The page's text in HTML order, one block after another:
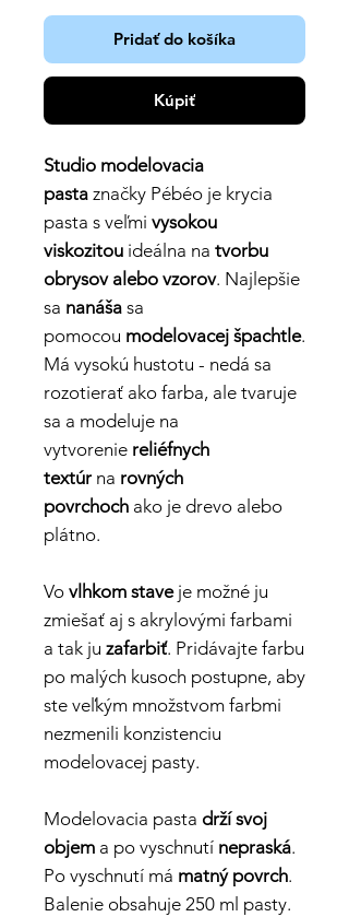
Pridať do košíka
Kúpiť
Studio modelovacia
pasta značky Pébéo je krycia
pasta s veľmi vysokou
viskozitou ideálna na tvorbu
obrysov alebo vzorov. Najlepšie
sa nanáša sa
pomocou modelovacej špachtle.
Má vysokú hustotu - nedá sa
rozotierať ako farba, ale tvaruje
sa a modeluje na
vytvorenie reliéfnych
textúr na rovných
povrchoch ako je drevo alebo
plátno.
Vo vlhkom staveje možné ju
zmiešať aj s akrylovými farbami
a tak ju zafarbiť. Pridávajte farbu
po malých kusoch postupne, aby
ste veľkým množstvom farbmi
nezmenili konzistenciu
modelovacej pasty.
Modelovacia pasta drží svoj
objem a po vyschnutí nepraská.
Po vyschnutí má matný povrch.
Balenie obsahuje 250 ml pasty.